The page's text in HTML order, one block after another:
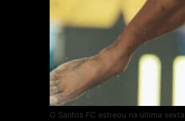
O Santos FC estreou na última